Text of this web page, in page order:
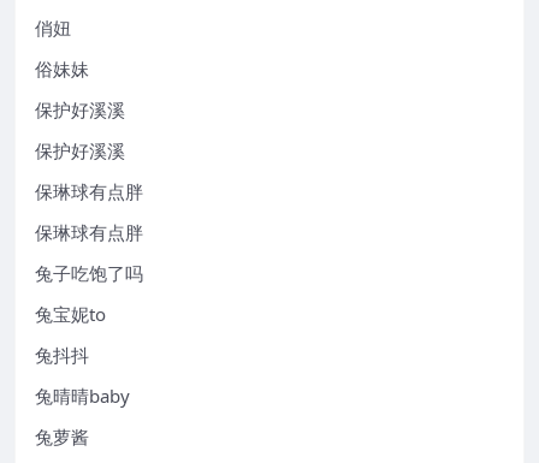
俏妞
俗妹妹
保护好溪溪
保护好溪溪
保琳球有点胖
保琳球有点胖
兔子吃饱了吗
兔宝妮to
兔抖抖
兔晴晴baby
兔萝酱